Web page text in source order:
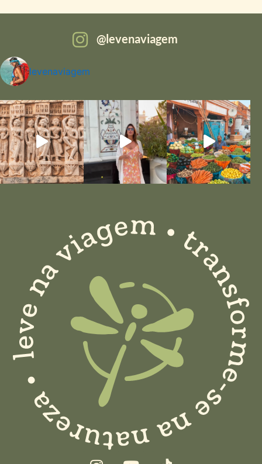
levenaviagem
levenaviagem
I
Y
T